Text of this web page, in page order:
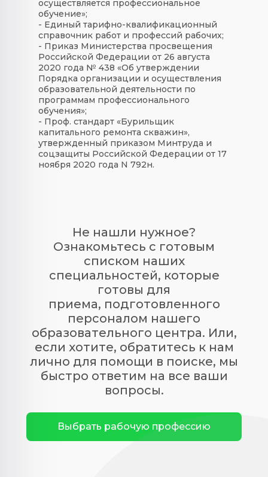
осуществляется профессиональное
обучение»;
- Единый тарифно-квалификационный
справочник работ и профессий рабочих;
- Приказ Министерства просвещения
Российской Федерации от 26 августа
2020 года № 438 «Об утверждении
Порядка организации и осуществления
образовательной деятельности по
программам профессионального
обучения»;
- Проф. стандарт «Бурильщик
капитального ремонта скважин»,
утвержденный приказом Минтруда и
соцзащиты Российской Федерации от 17
ноября 2020 года N 792н.
Не нашли нужное?
Ознакомьтесь с готовым
списком наших
специальностей, которые
готовы для
приема, подготовленного
персоналом нашего
образовательного центра. Или,
если хотите, обратитесь к нам
лично для помощи в поиске, мы
быстро ответим на все ваши
вопросы.
Выбрать рабочую профессию